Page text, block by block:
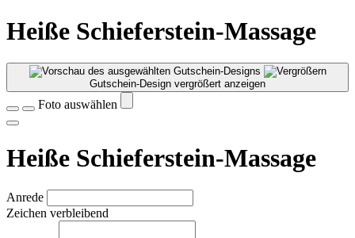
Heiße Schieferstein-Massage
Gutschein-Design vergrößert anzeigen
Foto auswählen
Heiße Schieferstein-Massage
Anrede
Zeichen verbleibend